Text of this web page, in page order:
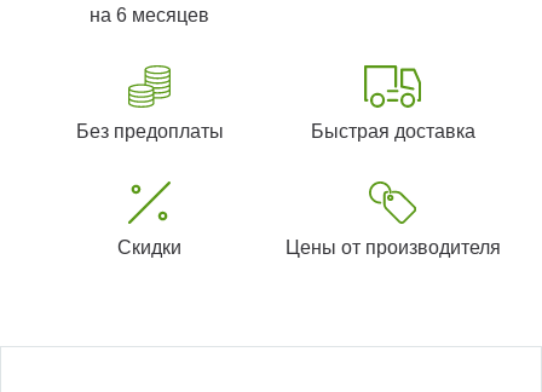
на 6 месяцев
Без предоплаты Быстрая доставка
Скидки Цены от производителя